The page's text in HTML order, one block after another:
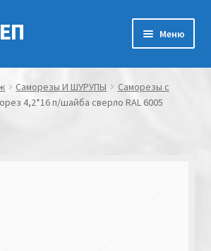
Меню
Саморезы И ШУРУПЫ
Саморезы с
4,2*16 п/шайба сверло RAL 6005